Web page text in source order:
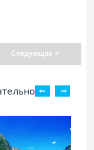
Следующая